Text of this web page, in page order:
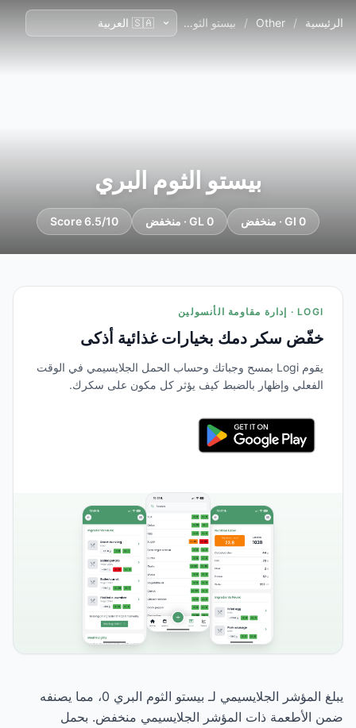
الرئيسية /
Other
/ بيستو الثوم البري
بيستو الثوم البري
GI 0 · منخفض GL 0 · منخفض Score 6.5/10
LOGI · إدارة مقاومة الأنسولين
خفّض سكر دمك بخيارات غذائية أذكى
يقوم Logi بمسح وجباتك وحساب الحمل الجلايسيمي في الوقت
الفعلي وإظهار بالضبط كيف يؤثر كل مكون على سكرك.
يبلغ المؤشر الجلايسيمي لـ بيستو الثوم البري 0، مما يصنفه
ضمن الأطعمة ذات المؤشر الجلايسيمي منخفض. بحمل